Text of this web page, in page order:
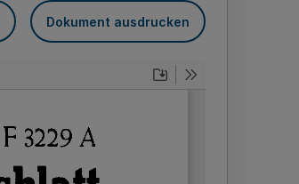
Dokument ausdrucken